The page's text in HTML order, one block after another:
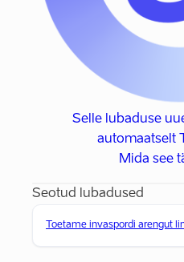
Selle lubaduse
automaatselt
Mida see
Seotud lubadused
Toetame invaspordi arengut